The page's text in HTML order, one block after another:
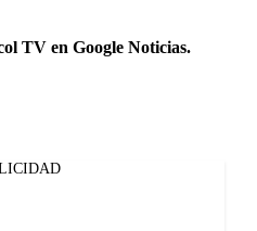
TV en Google Noticias.